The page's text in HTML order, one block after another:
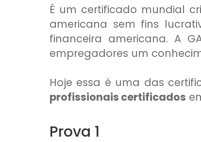
É um certificado mundial
americana sem fins
financeira americana. A
empregadores um
Hoje essa é uma das
profissionais certificados
Prova 1